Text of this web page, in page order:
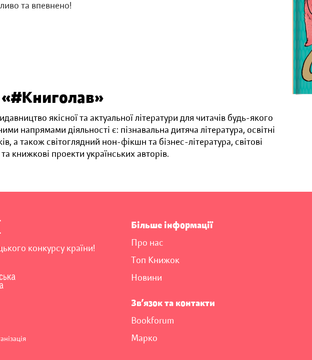
та впевнено!
якісної та актуальної літератури для читачів будь-якого
напрямами діяльності є: пізнавальна дитяча література, освітні
а також світоглядний нон-фікшн та бізнес-література, світові
книжкові проекти українських авторів.
конкурсу країни!
Більше інформації
Про нас
Топ Книжок
Новини
Зв’язок та контакти
Bookforum
Марко